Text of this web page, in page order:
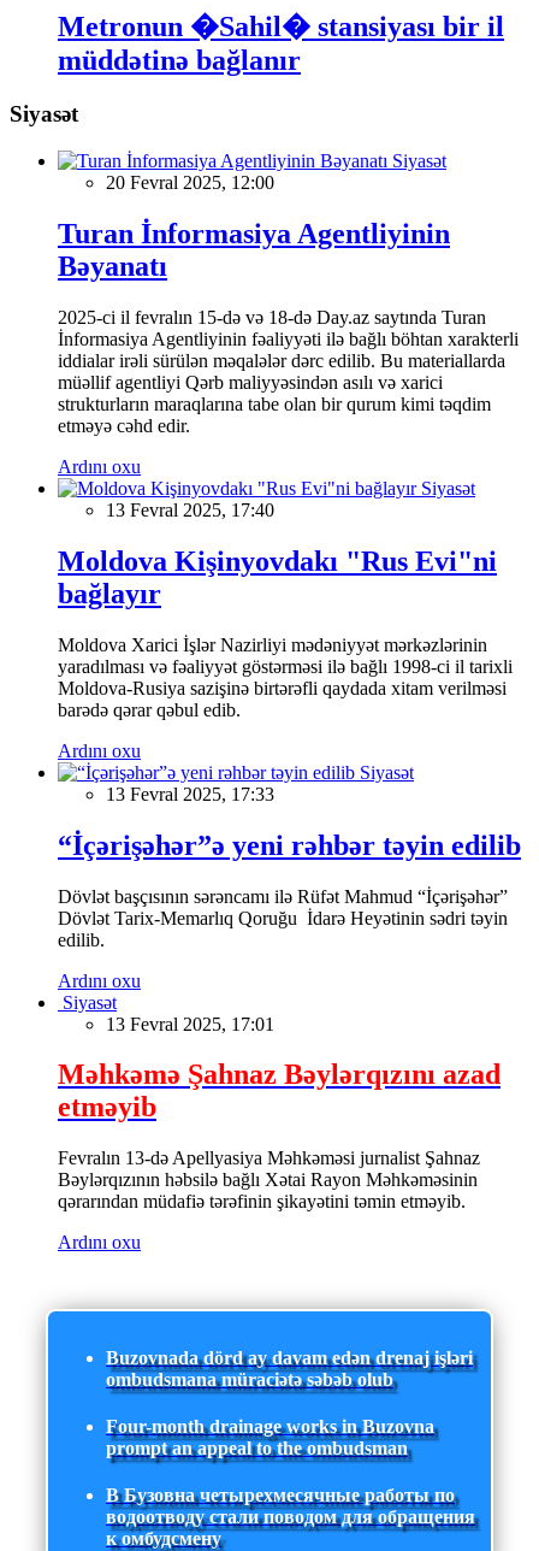
Metronun �Sahil� stansiyası bir il
müddətinə bağlanır
Siyasət
Siyasət
20 Fevral 2025, 12:00
Turan İnformasiya Agentliyinin
Bəyanatı
2025-ci il fevralın 15-də və 18-də Day.az saytında Turan
İnformasiya Agentliyinin fəaliyyəti ilə bağlı böhtan xarakterli
iddialar irəli sürülən məqalələr dərc edilib. Bu materiallarda
müəllif agentliyi Qərb maliyyəsindən asılı və xarici
strukturların maraqlarına tabe olan bir qurum kimi təqdim
etməyə cəhd edir.
Ardını oxu
Siyasət
13 Fevral 2025, 17:40
Moldova Kişinyovdakı "Rus Evi"ni
bağlayır
Moldova Xarici İşlər Nazirliyi mədəniyyət mərkəzlərinin
yaradılması və fəaliyyət göstərməsi ilə bağlı 1998-ci il tarixli
Moldova-Rusiya sazişinə birtərəfli qaydada xitam verilməsi
barədə qərar qəbul edib.
Ardını oxu
Siyasət
13 Fevral 2025, 17:33
“İçərişəhər”ə yeni rəhbər təyin edilib
Dövlət başçısının sərəncamı ilə Rüfət Mahmud “İçərişəhər”
Dövlət Tarix-Memarlıq Qoruğu İdarə Heyətinin sədri təyin
edilib.
Ardını oxu
Siyasət
13 Fevral 2025, 17:01
Məhkəmə Şahnaz Bəylərqızını azad
etməyib
Fevralın 13-də Apellyasiya Məhkəməsi jurnalist Şahnaz
Bəylərqızının həbsilə bağlı Xətai Rayon Məhkəməsinin
qərarından müdafiə tərəfinin şikayətini təmin etməyib.
Ardını oxu
Buzovnada dörd ay davam edən drenaj işləri
ombudsmana müraciətə səbəb olub
Four-month drainage works in Buzovna
prompt an appeal to the ombudsman
В Бузовна четырехмесячные работы по
водоотводу стали поводом для обращения
к омбудсмену